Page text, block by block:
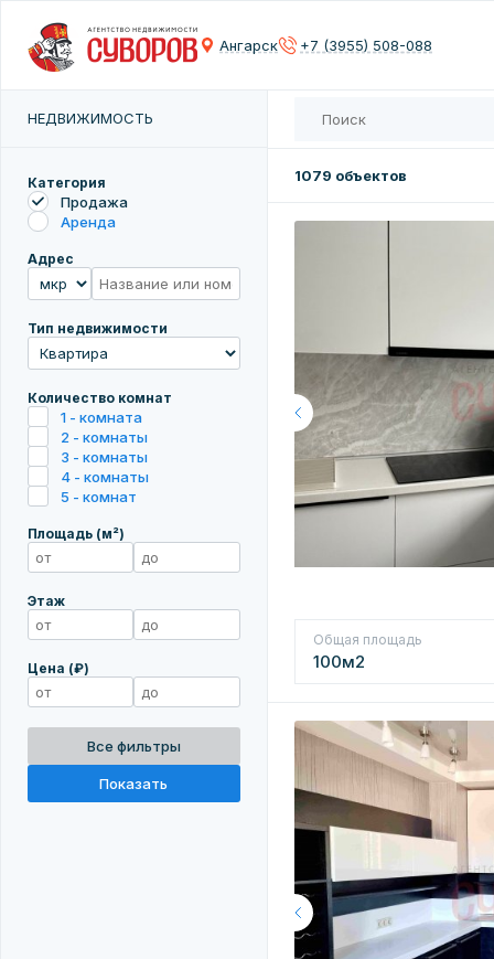
Ангарск +7 (3955) 508-088
НЕДВИЖИМОСТЬ
Категория
Продажа
Аренда
Адрес
Тип недвижимости
Количество комнат
1 - комната
2 - комнаты
3 - комнаты
4 - комнаты
5 - комнат
Площадь (м²)
Этаж
Цена (₽)
Все фильтры
Показать
1079 объектов
Общая площадь
100м2